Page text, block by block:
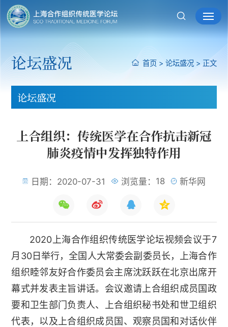
论坛盛况 首页> 论坛盛况> 正文
论坛盛况
上合组织：传统医学在合作抗击新冠
肺炎疫情中发挥独特作用
日期：2020-07-31 浏览量： 18 新华网
2020上海合作组织传统医学论坛视频会议于7
月30日举行，全国人大常委会副委员长，上海合作
组织睦邻友好合作委员会主席沈跃跃在北京出席开
幕式并发表主旨讲话。会议邀请上合组织成员国政
要和卫生部门负责人、上合组织秘书处和世卫组织
代表，以及上合组织成员国、观察员国和对话伙伴